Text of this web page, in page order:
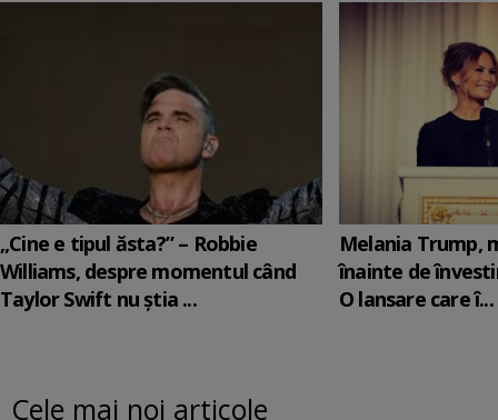
„Cine e tipul ăsta?” – Robbie
Williams, despre momentul când
Taylor Swift nu știa ...
Melania Trump,
înainte de
O lansare care î...
Cele mai noi articole